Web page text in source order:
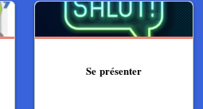
Se présenter